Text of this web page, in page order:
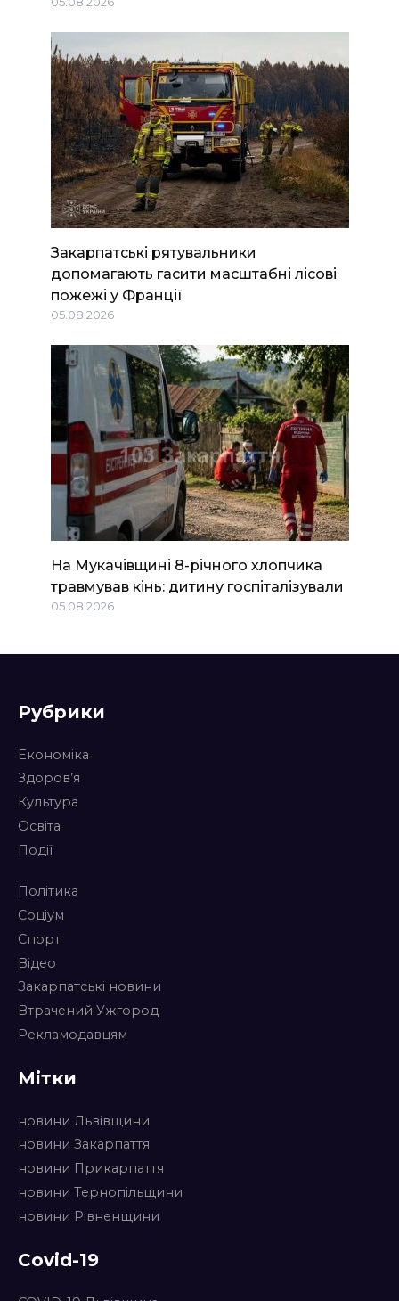
Закарпатські рятувальники
допомагають гасити масштабні лісові
пожежі у Франції
05.08.2026
На Мукачівщині 8-річного хлопчика
травмував кінь: дитину госпіталізували
05.08.2026
Рубрики
Економіка
Здоров’я
Культура
Освіта
Події
Політика
Соціум
Спорт
Відео
Закарпатські новини
Втрачений Ужгород
Рекламодавцям
Мітки
новини Львівщини
новини Закарпаття
новини Прикарпаття
новини Тернопільщини
новини Рівненщини
Covid-19